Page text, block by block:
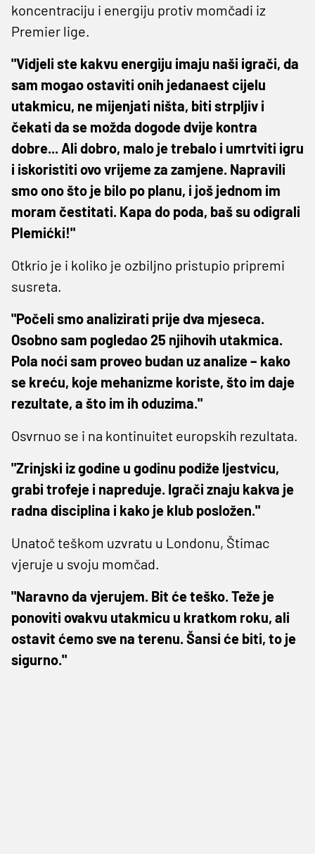
koncentraciju i energiju protiv momčadi iz
Premier lige.
"Vidjeli ste kakvu energiju imaju naši igrači, da
sam mogao ostaviti onih jedanaest cijelu
utakmicu, ne mijenjati ništa, biti strpljiv i
čekati da se možda dogode dvije kontra
dobre... Ali dobro, malo je trebalo i umrtviti igru
i iskoristiti ovo vrijeme za zamjene. Napravili
smo ono što je bilo po planu, i još jednom im
moram čestitati. Kapa do poda, baš su odigrali
Plemićki!"
Otkrio je i koliko je ozbiljno pristupio pripremi
susreta.
"Počeli smo analizirati prije dva mjeseca.
Osobno sam pogledao 25 njihovih utakmica.
Pola noći sam proveo budan uz analize – kako
se kreću, koje mehanizme koriste, što im daje
rezultate, a što im ih oduzima."
Osvrnuo se i na kontinuitet europskih rezultata.
"Zrinjski iz godine u godinu podiže ljestvicu,
grabi trofeje i napreduje. Igrači znaju kakva je
radna disciplina i kako je klub posložen."
Unatoč teškom uzvratu u Londonu, Štimac
vjeruje u svoju momčad.
"Naravno da vjerujem. Bit će teško. Teže je
ponoviti ovakvu utakmicu u kratkom roku, ali
ostavit ćemo sve na terenu. Šansi će biti, to je
sigurno."